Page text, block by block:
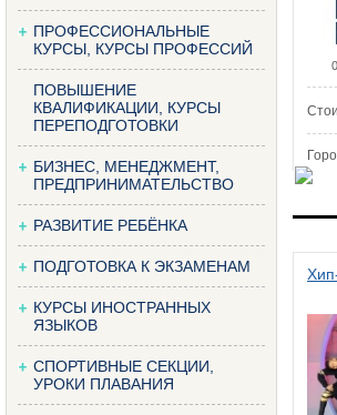
ПРОФЕССИОНАЛЬНЫЕ
КУРСЫ, КУРСЫ ПРОФЕССИЙ
ПОВЫШЕНИЕ
КВАЛИФИКАЦИИ, КУРСЫ
ПЕРЕПОДГОТОВКИ
БИЗНЕС, МЕНЕДЖМЕНТ,
ПРЕДПРИНИМАТЕЛЬСТВО
РАЗВИТИЕ РЕБЁНКА
ПОДГОТОВКА К ЭКЗАМЕНАМ
КУРСЫ ИНОСТРАННЫХ
ЯЗЫКОВ
СПОРТИВНЫЕ СЕКЦИИ,
УРОКИ ПЛАВАНИЯ